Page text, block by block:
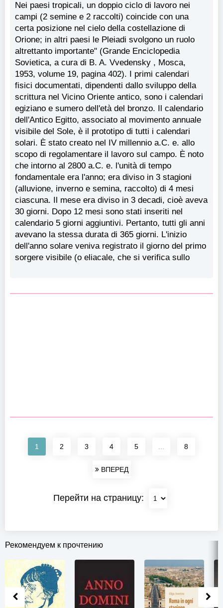
Nei paesi tropicali, un doppio ciclo di lavoro nei
campi (2 semine e 2 raccolti) coincide con una
certa posizione nel cielo della costellazione di
Orione; in altri paesi le Pleiadi svolgono un ruolo
altrettanto importante" (Grande Enciclopedia
Sovietica, a cura di B. A. Vvedensky , Mosca,
1953, volume 19, pagina 402). I primi calendari
fisici documentati, dipendenti dallo sviluppo della
scrittura nel Vicino Oriente antico, sono i calendari
egiziano e sumero dell'età del bronzo. Il calendario
dell'Antico Egitto, associato al movimento annuale
visibile del Sole, è il prototipo di tutti i calendari
solari. È stato creato nel IV millennio a.C. e. allo
scopo di regolamentare il lavoro sul campo. È noto
che intorno al 2800 a.C. e. l'unità di tempo
fondamentale era l'anno; era diviso in 3 stagioni
(alluvione, inverno e semina, raccolto) di 4 mesi
ciascuna. Il mese era diviso in 3 decadi, cioè aveva
30 giorni. Dopo 12 mesi sono stati inseriti nel
calendario 5 giorni aggiuntivi. Pertanto, tutti gli anni
avevano la stessa durata di 365 giorni. L'inizio
dell'anno solare veniva registrato il giorno del primo
sorgere visibile (o eliacale, che si verifica sullo
1 2 3 4 5 8
ВПЕРЕД
Перейти на страницу:
Рекомендуем к прочтению